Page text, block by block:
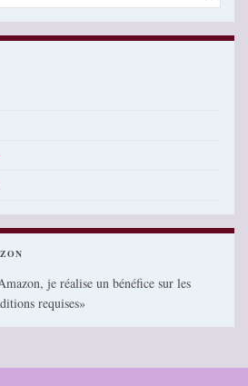
je réalise un bénéfice sur les
requises»